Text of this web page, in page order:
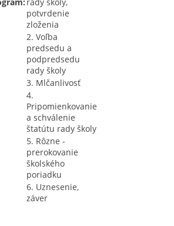
potvrdenie
zloženia
2. Voľba
predsedu a
podpredsedu
rady školy
3. Mlčanlivosť
4.
Pripomienkovanie
a schválenie
štatútu rady školy
5. Rôzne -
prerokovanie
školského
poriadku
6. Uznesenie,
záver